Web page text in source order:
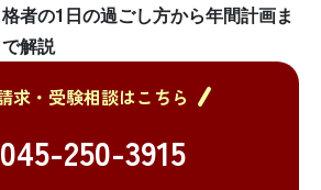
格者の1日の過ごし方から年間計画ま
で解説
求・受験相談はこちら
045-250-3915